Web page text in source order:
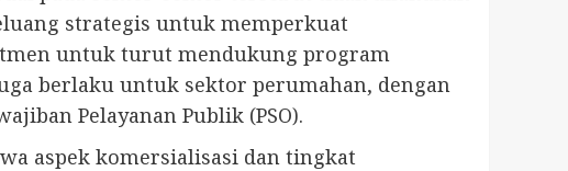
strategis untuk memperkuat
untuk turut mendukung program
berlaku untuk sektor perumahan, dengan
Pelayanan Publik (PSO).
aspek komersialisasi dan tingkat